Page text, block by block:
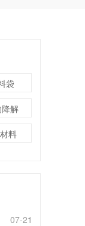
袋
解
料
07-21